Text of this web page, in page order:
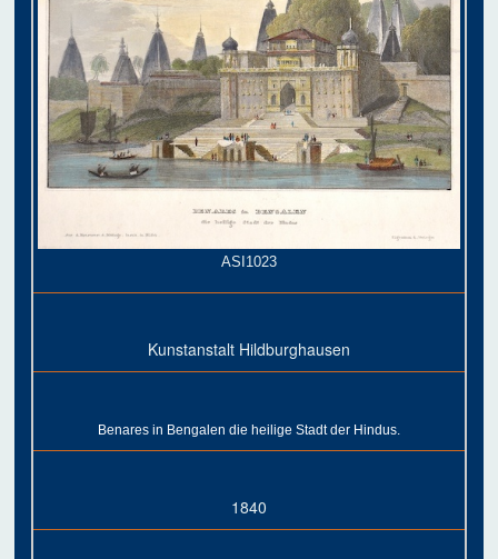
ASI1023
Kunstanstalt Hildburghausen
Benares in Bengalen die heilige Stadt der Hindus.
1840